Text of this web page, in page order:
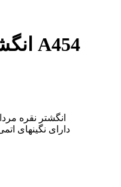
انگشتر نقره مردانه کد A454